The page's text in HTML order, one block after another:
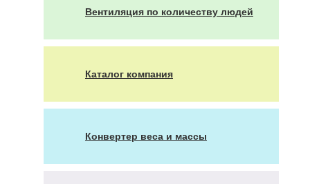
Вентиляция по количеству людей
Каталог компания
Конвертер веса и массы